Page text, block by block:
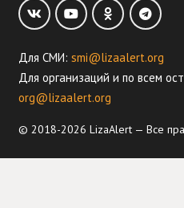
Для СМИ: smi@lizaalert.org
Для организаций и по всем
org@lizaalert.org
© 2018-2026 LizaAlert — Все